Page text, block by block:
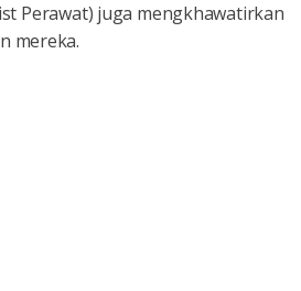
Perawat) juga mengkhawatirkan
mereka.